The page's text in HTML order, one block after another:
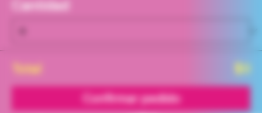
Cantidad
Total $0
Confirmar pedido